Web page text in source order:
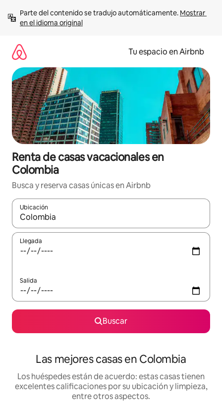
contenido
Parte del contenido se tradujo automáticamente. Mostrar
en el idioma original
Tu espacio en Airbnb
Renta de casas vacacionales en
Colombia
Busca y reserva casas únicas en Airbnb
Ubicación
Cuando los resultados estén disponibles, podrás navegar
Llegada
Salida
Buscar
Las mejores casas en Colombia
Los huéspedes están de acuerdo: estas casas tienen
excelentes calificaciones por su ubicación y limpieza,
entre otros aspectos.